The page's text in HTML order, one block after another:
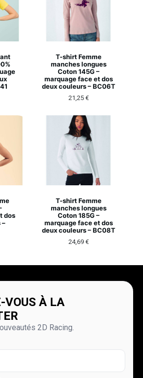
T-shirt Femme
manches longues
Coton 145G –
marquage face et dos
deux couleurs – BC06T
21,25 €
dos
–
T-shirt Femme
manches longues
Coton 185G –
marquage face et dos
deux couleurs – BC08T
24,69 €
VOUS À LA
2D Racing.